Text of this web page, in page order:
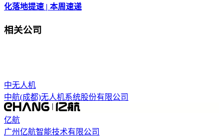
化落地提速 | 本周速递
相关公司
中无人机
中航(成都)无人机系统股份有限公司
亿航
广州亿航智能技术有限公司